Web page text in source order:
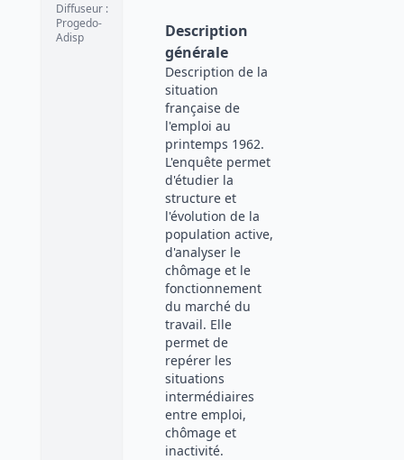
Diffuseur :
Progedo-
Adisp
Description
générale
Description de la
situation
française de
l'emploi au
printemps 1962.
L'enquête permet
d'étudier la
structure et
l'évolution de la
population active,
d'analyser le
chômage et le
fonctionnement
du marché du
travail. Elle
permet de
repérer les
situations
intermédiaires
entre emploi,
chômage et
inactivité.